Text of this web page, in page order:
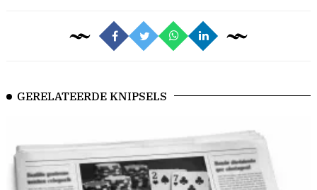
GERELATEERDE KNIPSELS